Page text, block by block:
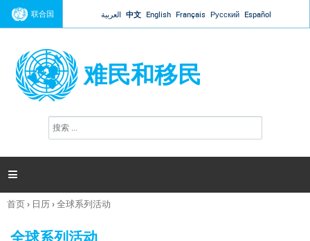
Jump to navigation
联合国 العربية 中文 English Français Русский Español
难民和移民
搜
索

你
首页› 日历›全球系列活动
全球系列活动